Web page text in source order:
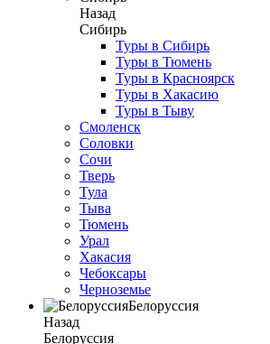
Назад
Сибирь
Туры в Сибирь
Туры в Тюмень
Туры в Красноярск
Туры в Хакасию
Туры в Тыву
Смоленск
Соловки
Сочи
Тверь
Тула
Тыва
Тюмень
Урал
Хакасия
Чебоксары
Черноземье
Белоруссия
Назад
Белоруссия